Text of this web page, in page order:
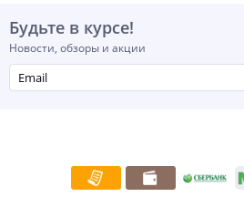
Будьте в курсе!
Новости, обзоры и акции